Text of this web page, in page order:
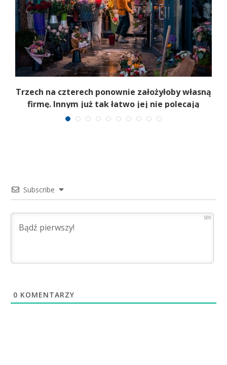
Trzech na czterech ponownie założyłoby własną
firmę. Innym już tak łatwo jej nie polecają
Subscribe
500
0 KOMENTARZY